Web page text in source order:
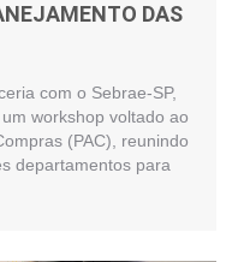
DAS
com o Sebrae-SP,
workshop voltado ao
(PAC), reunindo
departamentos para